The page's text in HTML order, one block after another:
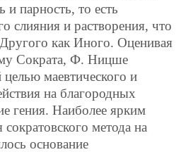
и парность, то есть
слияния и растворения, что
как Иного. Оценивая
Сократа, Ф. Ницше
маевтического и
на благородных
гения. Наиболее ярким
метода на
основание